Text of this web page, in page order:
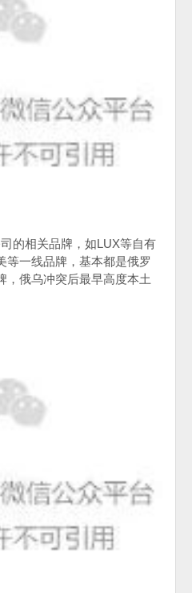
的相关品牌，如LUX等自有
等一线品牌，基本都是俄罗
，俄乌冲突后最早高度本土